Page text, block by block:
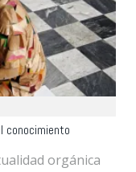
conocimiento
orgánica